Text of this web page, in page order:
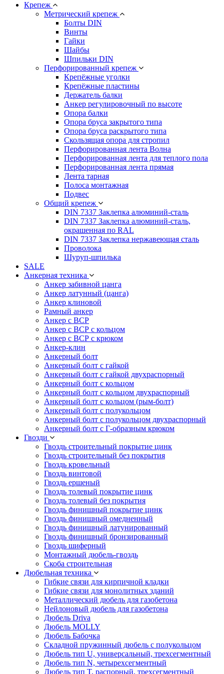
Крепеж
Метрический крепеж
Болты DIN
Винты
Гайки
Шайбы
Шпильки DIN
Перфорированный крепеж
Крепёжные уголки
Крепёжные пластины
Держатель балки
Анкер регулировочный по высоте
Опора балки
Опора бруса закрытого типа
Опора бруса раскрытого типа
Скользящая опора для стропил
Перфорированная лента Волна
Перфорированная лента для теплого пола
Перфорированная лента прямая
Лента тарная
Полоса монтажная
Подвес
Общий крепеж
DIN 7337 Заклепка алюминий-сталь
DIN 7337 Заклепка алюминий-сталь,
окрашенная по RAL
DIN 7337 Заклепка нержавеющая сталь
Проволока
Шуруп-шпилька
SALE
Анкерная техника
Анкер забивной цанга
Анкер латунный (цанга)
Анкер клиновой
Рамный анкер
Анкер с ВСР
Анкер с ВСР с кольцом
Анкер с ВСР с крюком
Анкер-клин
Анкерный болт
Анкерный болт с гайкой
Анкерный болт с гайкой двухраспорный
Анкерный болт с кольцом
Анкерный болт с кольцом двухраспорный
Анкерный болт с кольцом (рым-болт)
Анкерный болт с полукольцом
Анкерный болт с полукольцом двухраспорный
Анкерный болт с Г-образным крюком
Гвозди
Гвоздь строительный покрытие цинк
Гвоздь строительный без покрытия
Гвоздь кровельный
Гвоздь винтовой
Гвоздь ершеный
Гвоздь толевый покрытие цинк
Гвоздь толевый без покрытия
Гвоздь финишный покрытие цинк
Гвоздь финишный омедненный
Гвоздь финишный латунированный
Гвоздь финишный бронзированный
Гвоздь шиферный
Монтажный дюбель-гвоздь
Скоба строительная
Дюбельная техника
Гибкие связи для кирпичной кладки
Гибкие связи для монолитных зданий
Металлический дюбель для газобетона
Нейлоновый дюбель для газобетона
Дюбель Driva
Дюбель MOLLY
Дюбель Бабочка
Складной пружинный дюбель с полукольцом
Дюбель тип U, универсальный, трехсегментный
Дюбель тип N, четырехсегментный
Дюбель тип T, распорный, трехсегментный